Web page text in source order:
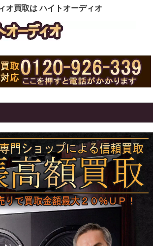
オ買取は ハイトオーディオ